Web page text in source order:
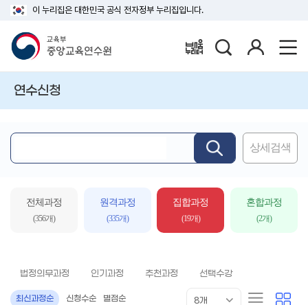
이 누리집은 대한민국 공식 전자정부 누리집입니다.
배움누리터
연수신청
심
상세검색
전체과정
(356개)
원격과정
(335개)
집합과정
(19개)
혼합과정
(2개)
법정의무과정 인기과정 추천과정 선택수강
최신과정순 신청수순 별점순 8개
리
카